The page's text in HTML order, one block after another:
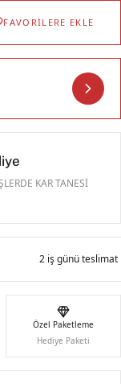
FAVORİLERE EKLE
KAR TANESİ
2 iş günü teslimat
Özel Paketleme
Hediye Paketi